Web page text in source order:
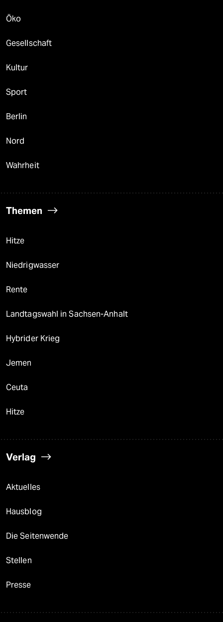
Öko
Gesellschaft
Kultur
Sport
Berlin
Nord
Wahrheit
Themen
Hitze
Niedrigwasser
Rente
Landtagswahl in Sachsen-Anhalt
Hybrider Krieg
Jemen
Ceuta
Hitze
Verlag
Aktuelles
Hausblog
Die Seitenwende
Stellen
Presse